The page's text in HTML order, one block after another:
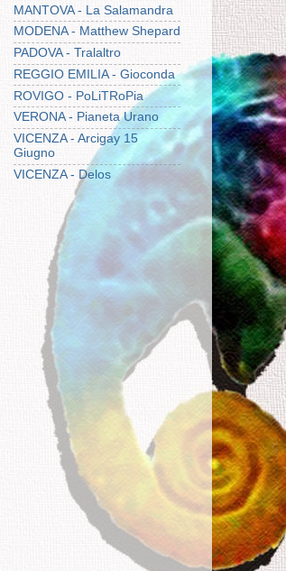
MANTOVA - La Salamandra
MODENA - Matthew Shepard
PADOVA - Tralaltro
REGGIO EMILIA - Gioconda
ROVIGO - PoLiTRoPia
VERONA - Pianeta Urano
VICENZA - Arcigay 15
Giugno
VICENZA - Delos